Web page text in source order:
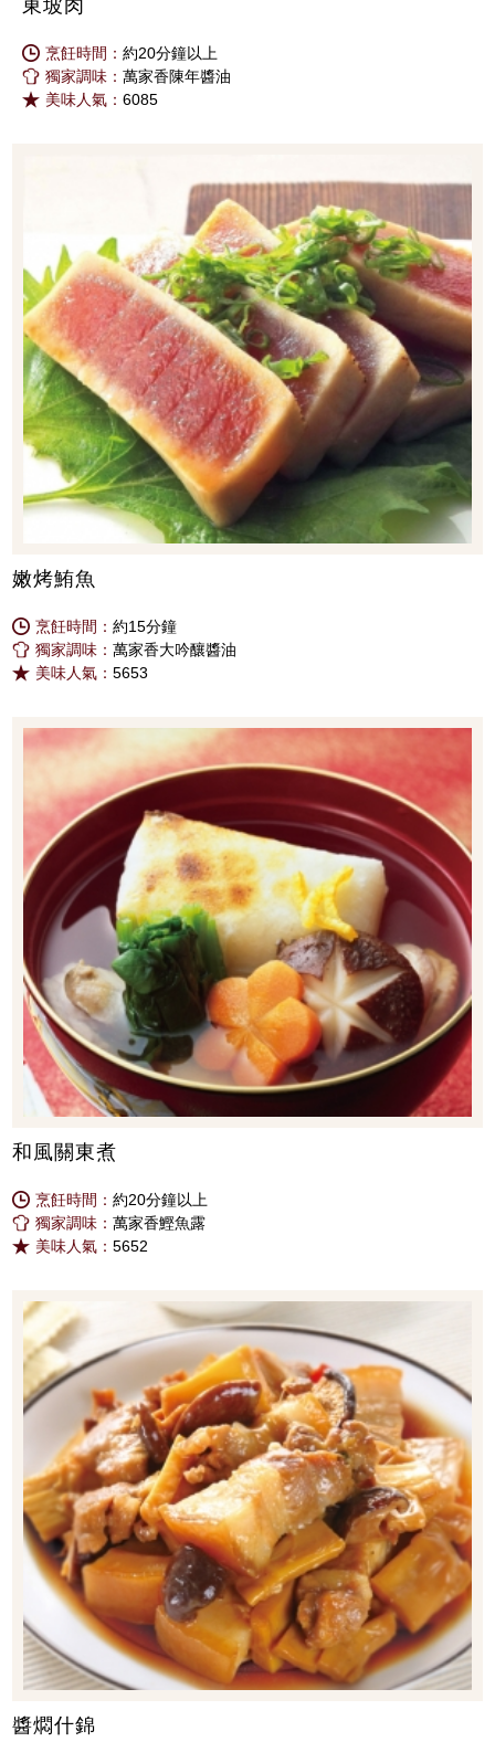
東坡肉
烹飪時間： 約20分鐘以上
獨家調味： 萬家香陳年醬油
美味人氣： 6085
嫩烤鮪魚
烹飪時間：約15分鐘
獨家調味：萬家香大吟釀醬油
美味人氣：5653
和風關東煮
烹飪時間：約20分鐘以上
獨家調味：萬家香鰹魚露
美味人氣：5652
醬燜什錦